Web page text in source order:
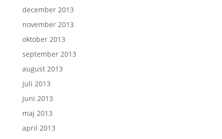
december 2013
november 2013
oktober 2013
september 2013
august 2013
juli 2013
juni 2013
maj 2013
april 2013